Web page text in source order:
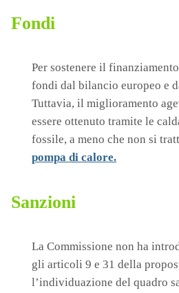
Fondi
Per sostenere il
fondi dal bilancio europeo e
Tuttavia, il miglioramento
essere ottenuto tramite le
fossile, a meno che non si
pompa di calore.
Sanzioni
La Commissione non ha
gli articoli 9 e 31 della
l’individuazione del quadro